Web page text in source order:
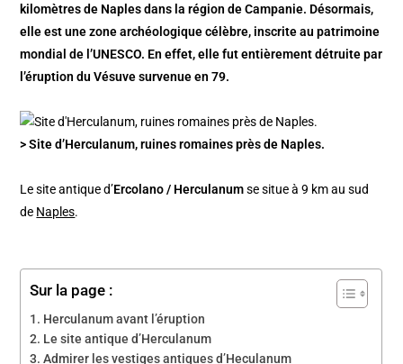
kilomètres de Naples dans la région de Campanie. Désormais,
elle est une zone archéologique célèbre, inscrite au patrimoine
mondial de l’UNESCO. En effet, elle fut entièrement détruite par
l’éruption du Vésuve survenue en 79.
> Site d’Herculanum, ruines romaines près de Naples.
Le site antique d’Ercolano / Herculanumse situe à 9 km au sud
de Naples.
Sur la page :
Herculanum avant l’éruption
Le site antique d’Herculanum
Admirer les vestiges antiques d’Heculanum